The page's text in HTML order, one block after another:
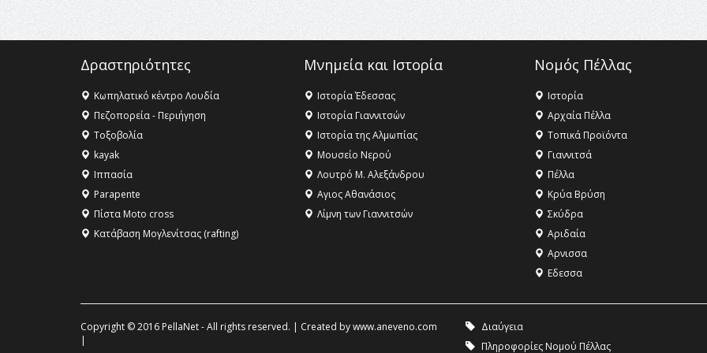
Δραστηριότητες
Κωπηλατικό κέντρο Λουδία
Πεζοπορεία - Περιήγηση
Τοξοβολία
kayak
Ιππασία
Parapente
Πίστα Moto cross
Κατάβαση Μογλενίτσας (rafting)
Μνημεία και Ιστορία
Ιστορία Έδεσσας
Ιστορία Γιαννιτσών
Ιστορία της Αλμωπίας
Μουσείο Νερού
Λουτρό Μ. Αλεξάνδρου
Αγιος Αθανάσιος
Λίμνη των Γιαννιτσών
Νομός Πέλλας
Ιστορία
Αρχαία Πέλλα
Τοπικά Προϊόντα
Γιαννιτσά
Πέλλα
Κρύα Βρύση
Σκύδρα
Αριδαία
Aρνισσα
Eδεσσα
Copyright © 2016 PellaNet - All rights reserved. | Created bywww.aneveno.com
|
Διαύγεια
Πληροφορίες Νομού Πέλλας